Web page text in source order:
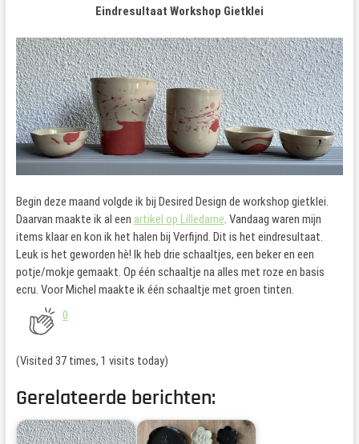
Eindresultaat Workshop Gietklei
Begin deze maand volgde ik bij Desired Design de workshop gietklei.
Daarvan maakte ik al een artikel op Lilledame. Vandaag waren mijn
items klaar en kon ik het halen bij Verfijnd. Dit is het eindresultaat.
Leuk is het geworden hè! Ik heb drie schaaltjes, een beker en een
potje/mokje gemaakt. Op één schaaltje na alles met roze en basis
ecru. Voor Michel maakte ik één schaaltje met groen tinten.
0
(Visited 37 times, 1 visits today)
Gerelateerde berichten: